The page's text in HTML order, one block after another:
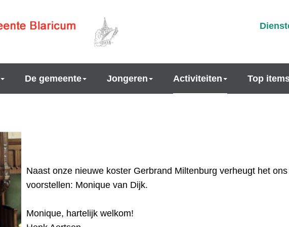
De gemeente Jongeren Activiteiten Top
Naast onze nieuwe koster Gerbrand Miltenburg verheugt het
voorstellen: Monique van Dijk.
Monique, hartelijk welkom!